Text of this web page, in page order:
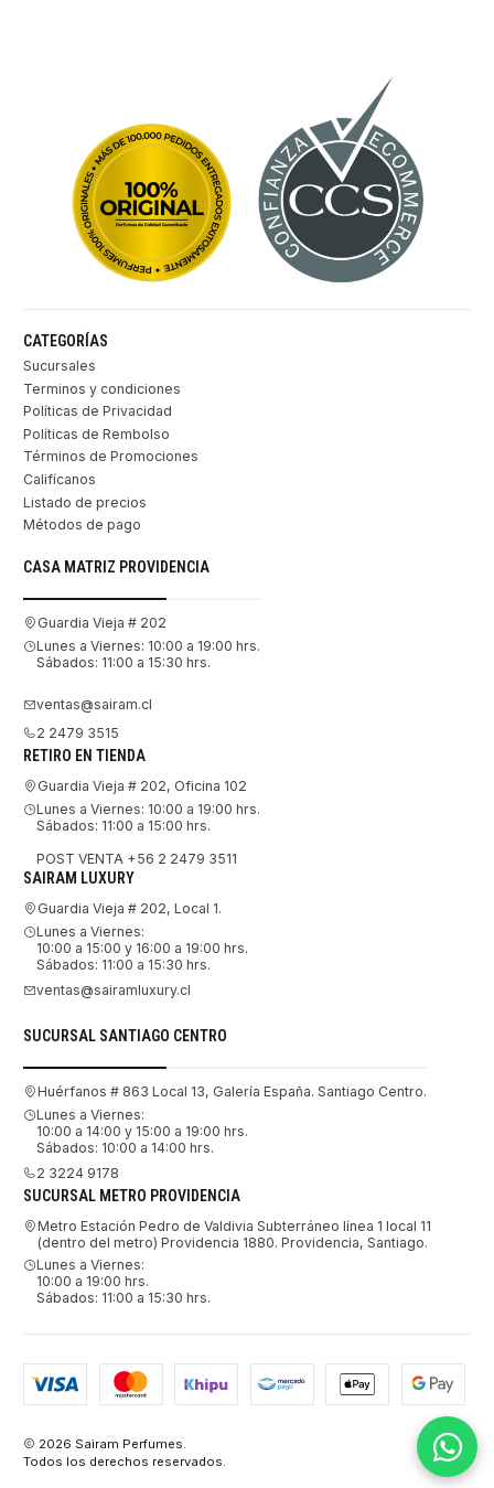
CATEGORÍAS
Sucursales
Terminos y condiciones
Políticas de Privacidad
Políticas de Rembolso
Términos de Promociones
Califícanos
Listado de precios
Métodos de pago
CASA MATRIZ PROVIDENCIA
Guardia Vieja # 202
Lunes a Viernes: 10:00 a 19:00 hrs.
Sábados: 11:00 a 15:30 hrs.
ventas@sairam.cl
2 2479 3515
RETIRO EN TIENDA
Guardia Vieja # 202, Oficina 102
Lunes a Viernes: 10:00 a 19:00 hrs.
Sábados: 11:00 a 15:00 hrs.
POST VENTA +56 2 2479 3511
SAIRAM LUXURY
Guardia Vieja # 202, Local 1.
Lunes a Viernes:
10:00 a 15:00 y 16:00 a 19:00 hrs.
Sábados: 11:00 a 15:30 hrs.
ventas@sairamluxury.cl
SUCURSAL SANTIAGO CENTRO
Huérfanos # 863 Local 13, Galería España. Santiago Centro.
Lunes a Viernes:
10:00 a 14:00 y 15:00 a 19:00 hrs.
Sábados: 10:00 a 14:00 hrs.
2 3224 9178
SUCURSAL METRO PROVIDENCIA
Metro Estación Pedro de Valdivia Subterráneo línea 1 local 11
(dentro del metro) Providencia 1880. Providencia, Santiago.
Lunes a Viernes:
10:00 a 19:00 hrs.
Sábados: 11:00 a 15:30 hrs.
2026 Sairam Perfumes.
Todos los derechos reservados.